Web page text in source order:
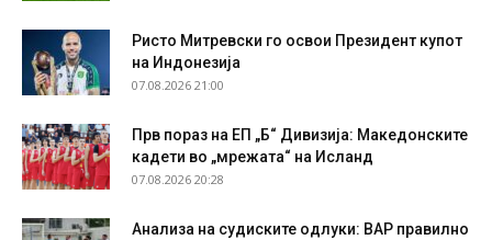
Ристо Митревски го освои Президент купот
на Индонезија
07.08.2026 21:00
Прв пораз на ЕП „Б“ Дивизија: Македонските
кадети во „мрежата“ на Исланд
07.08.2026 20:28
Анализа на судиските одлуки: ВАР правилно